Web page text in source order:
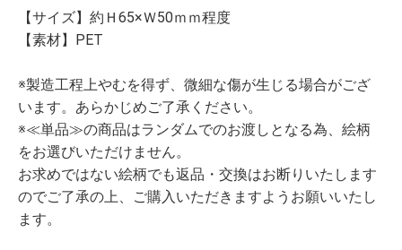
【サイズ】約Ｈ65×Ｗ50ｍｍ程度
【素材】PET
※製造工程上やむを得ず、微細な傷が生じる場合がござ
います。あらかじめご了承ください。
※≪単品≫の商品はランダムでのお渡しとなる為、絵柄
をお選びいただけません。
お求めではない絵柄でも返品・交換はお断りいたします
のでご了承の上、ご購入いただきますようお願いいたし
ます。